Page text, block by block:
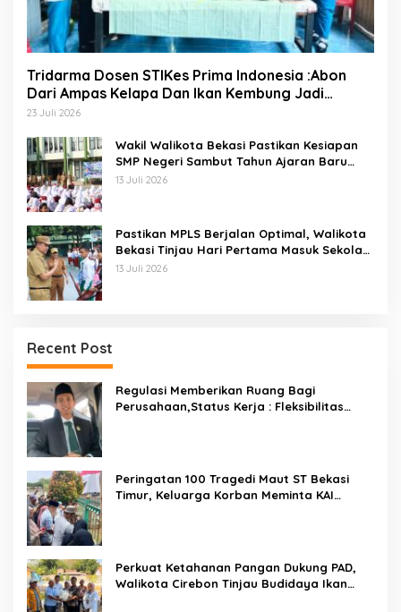
Tridarma Dosen STIKes Prima Indonesia :Abon
Dari Ampas Kelapa Dan Ikan Kembung Jadi
Inovasi PMT Balita Di Desa Mangunjaya Bekasi
23 Juli 2026
Wakil Walikota Bekasi Pastikan Kesiapan
SMP Negeri Sambut Tahun Ajaran Baru
2026
13 Juli 2026
Pastikan MPLS Berjalan Optimal, Walikota
Bekasi Tinjau Hari Pertama Masuk Sekolah
Di SMPN 12 Kota Bekasi
13 Juli 2026
Recent Post
Regulasi Memberikan Ruang Bagi
Perusahaan,Status Kerja : Fleksibilitas
Peringatan 100 Tragedi Maut ST Bekasi
Timur, Keluarga Korban Meminta KAI
Perkuat Ketahanan Pangan Dukung PAD,
Walikota Cirebon Tinjau Budidaya Ikan